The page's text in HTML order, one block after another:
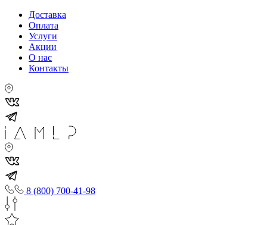
Доставка
Оплата
Услуги
Акции
О нас
Контакты
8 (800) 700-41-98